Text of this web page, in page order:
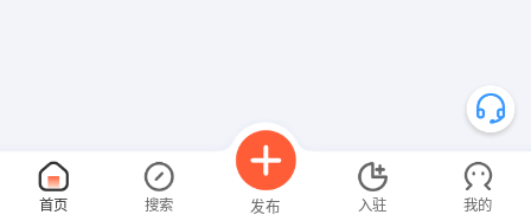
首页 搜索 发布 入驻 我的